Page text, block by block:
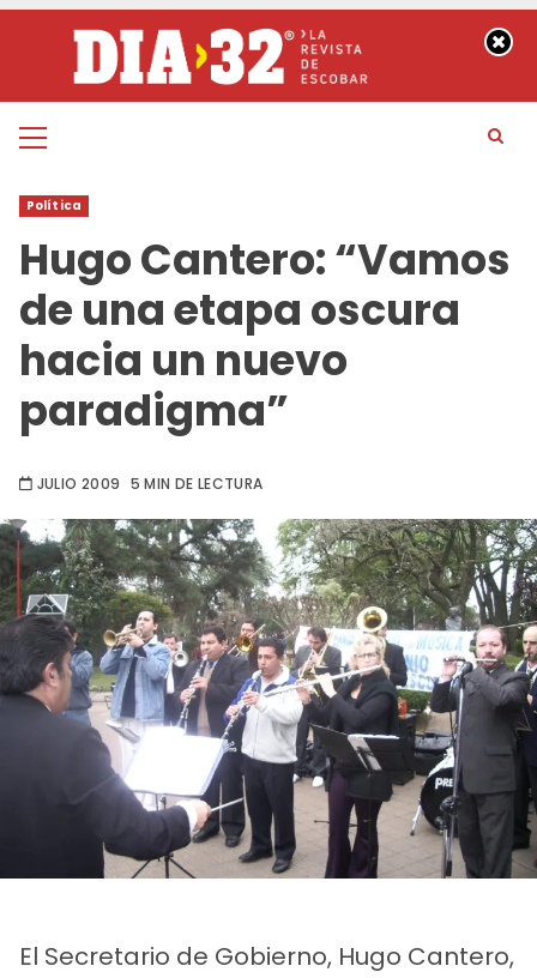
contenido
Menú
Política
Hugo Cantero: “Vamos
de una etapa oscura
hacia un nuevo
paradigma”
JULIO 2009 5 MIN DE LECTURA
El Secretario de Gobierno, Hugo Cantero,